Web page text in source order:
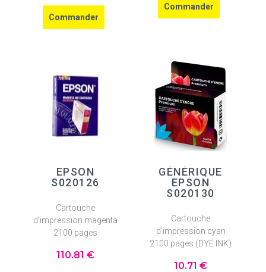
EPSON
S020126
Cartouche
d'impression magenta
2100 pages
110.81 €
GÉNÉRIQUE
EPSON
S020130
Cartouche
d'impression cyan
2100 pages (DYE INK)
10.71 €